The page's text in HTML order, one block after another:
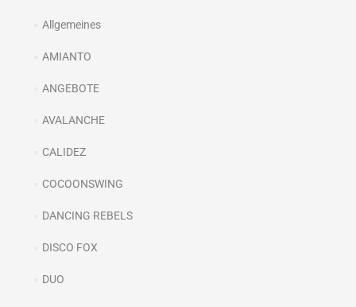
Allgemeines
AMIANTO
ANGEBOTE
AVALANCHE
CALIDEZ
COCOONSWING
DANCING REBELS
DISCO FOX
DUO